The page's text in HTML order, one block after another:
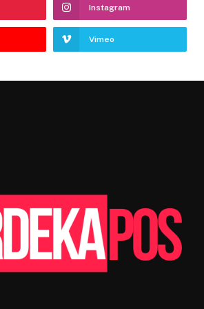
Instagram
Vimeo